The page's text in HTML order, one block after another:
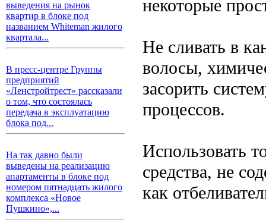
выведения на рынок
квартир в блоке под
названием Whiteman жилого
квартала...
В пресс-центре Группы
предприятий
«Ленстройтрест» рассказали
о том, что состоялась
передача в эксплуатацию
блока под...
На так давно были
выведены на реализацию
апартаменты в блоке под
номером пятнадцать жилого
комплекса «Новое
Пушкино»,...
некоторые
Не сливать в
волосы,
засорить
процессов.
Использовать
средства, не
как